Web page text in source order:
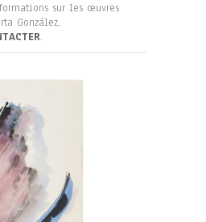
sur les œuvres
González,
.